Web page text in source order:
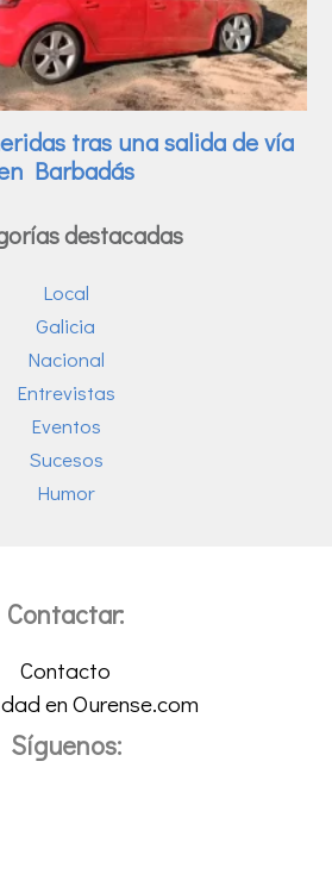
destacadas
Local
Galicia
Nacional
Entrevistas
Eventos
Sucesos
Humor
Contactar:
Contacto
en Ourense.com
Síguenos: